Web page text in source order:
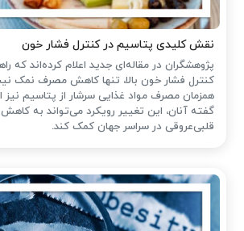
نقش کلیدی پتاسیم در کنترل فشار خون
پژوهشگران در مقاله‌ای جدید اعلام کرده‌اند که
کنترل فشار خون بالا، تنها کاهش مصرف نمک
همزمان مصرف مواد غذایی سرشار از پتاسیم نیز
گفته آنان، این تغییر رویکرد می‌تواند به
قلبی‌عروقی در سراسر جهان کمک کند.